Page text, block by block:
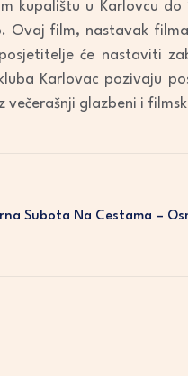
kupalištu u Karlovcu do
Ovaj film, nastavak
će nastaviti
Karlovac pozivaju
večerašnji glazbeni i
Subota Na Cestama –